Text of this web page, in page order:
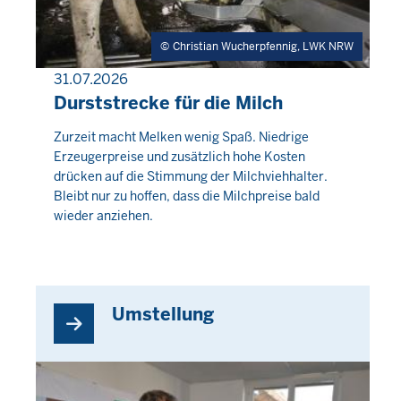
Christian Wucherpfennig, LWK NRW
31.07.2026
PRESSEMITTEILUNG
Durststrecke für die Milch
Donnerstag,
6
August
2026
Zurzeit macht Melken wenig Spaß. Niedrige
Erzeugerpreise und zusätzlich hohe Kosten
drücken auf die Stimmung der Milchviehhalter.
Bleibt nur zu hoffen, dass die Milchpreise bald
wieder anziehen.
Umstellung